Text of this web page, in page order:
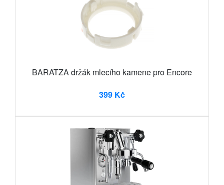
BARATZA držák mlecího kamene pro Encore
399 Kč